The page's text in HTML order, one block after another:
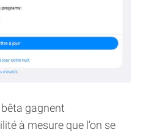
gagnent
à mesure que l’on se